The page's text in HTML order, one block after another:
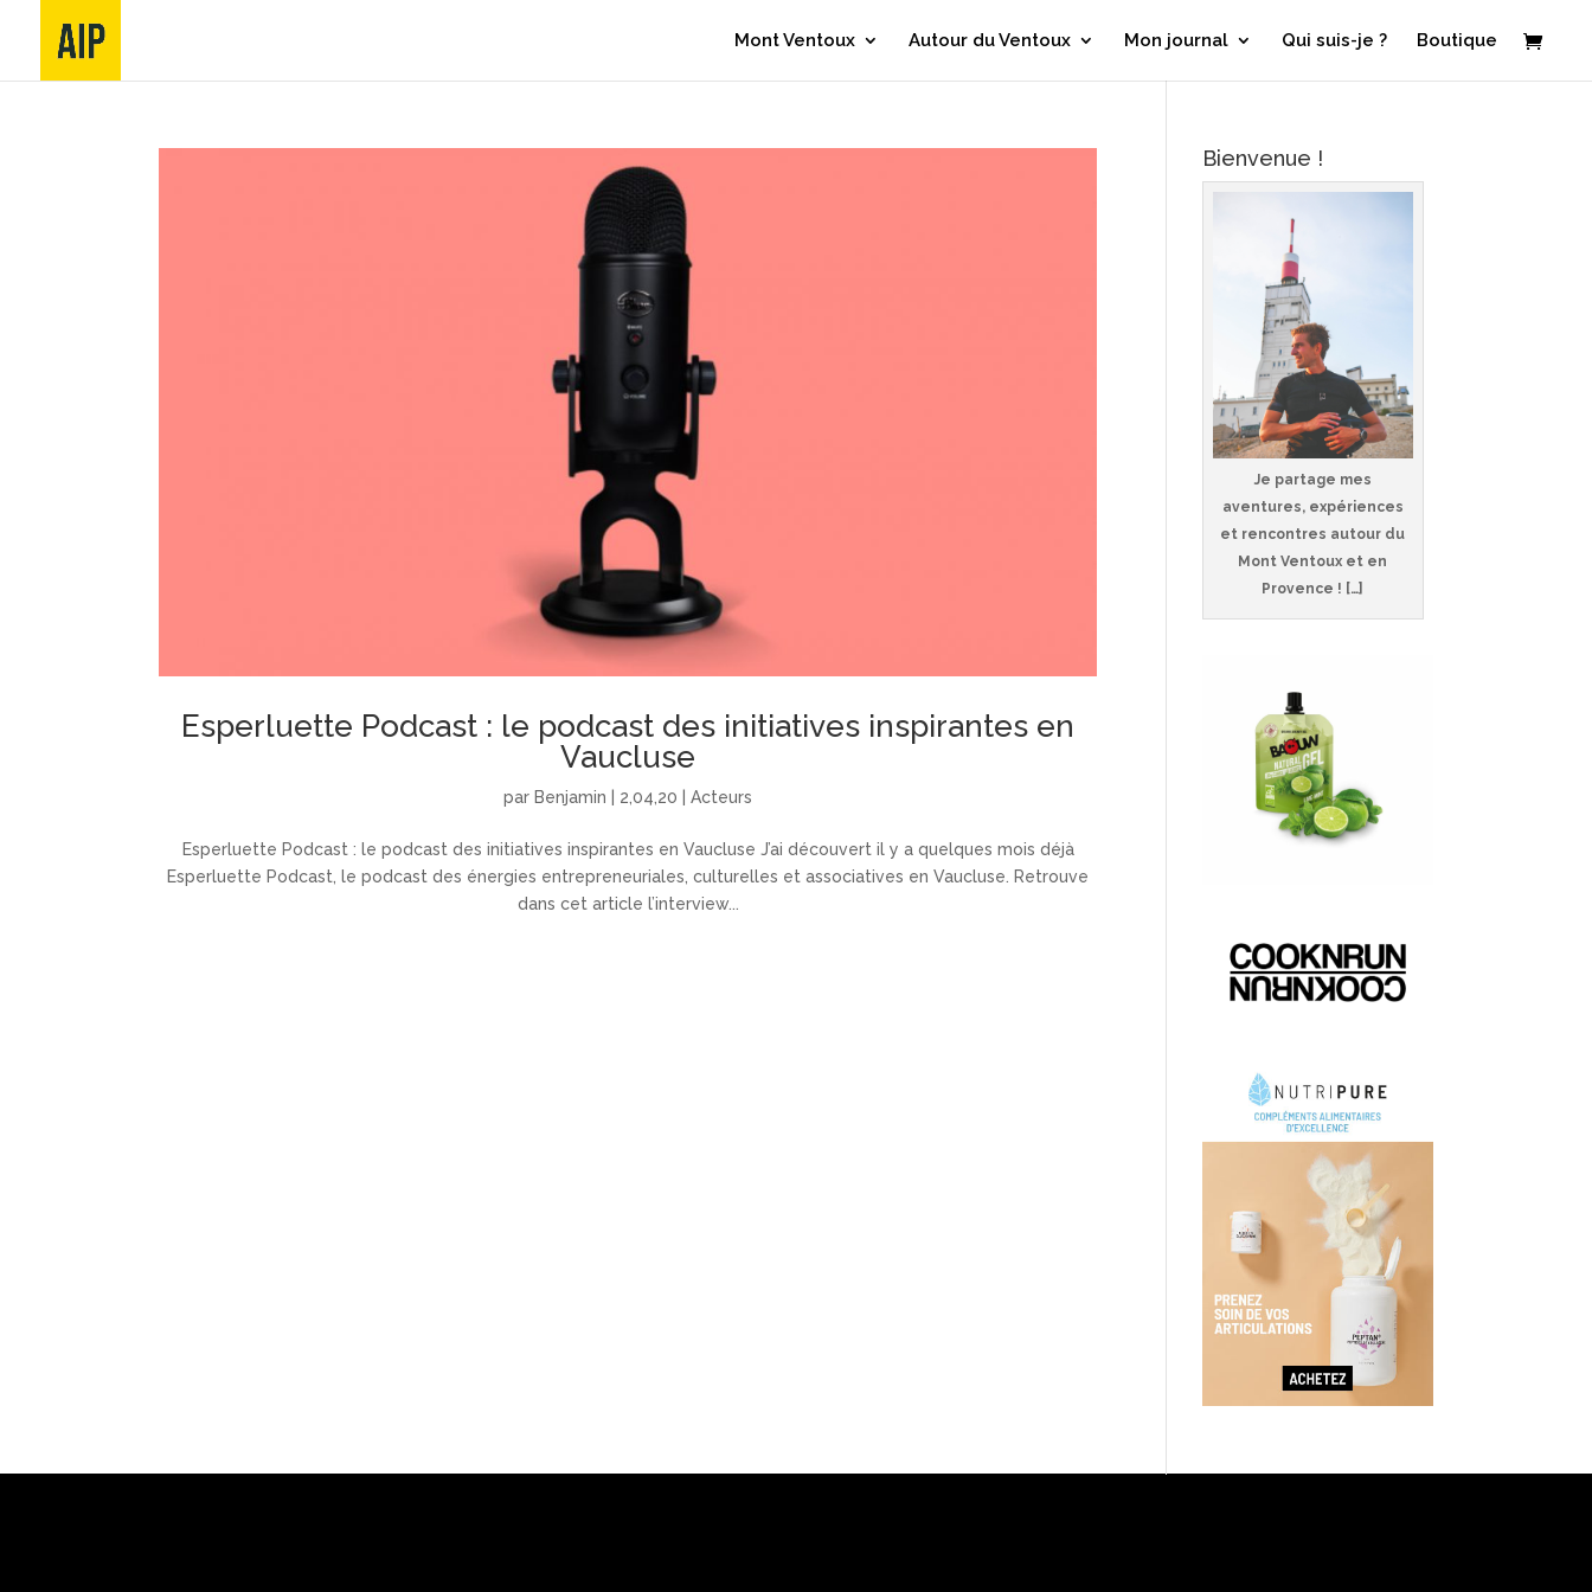
Mont Ventoux Autour du Ventoux Mon journal Qui suis-je ? Boutique
Esperluette Podcast : le podcast des initiatives inspirantes en
Vaucluse
par Benjamin 2,04,20 |Acteurs
Esperluette Podcast : le podcast des initiatives inspirantes en Vaucluse J’ai découvert il y a quelques mois déjà
Esperluette Podcast, le podcast des énergies entrepreneuriales, culturelles et associatives en Vaucluse. Retrouve
dans cet article l’interview...
Bienvenue !
Je partage mes
aventures, expériences
et rencontres autour du
Mont Ventoux et en
Provence ! […]